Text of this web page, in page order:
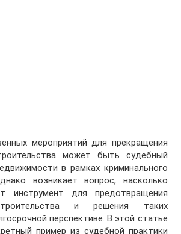
мероприятий для прекращения
может быть судебный
в рамках криминального
возникает вопрос, насколько
инструмент для предотвращения
и решения таких
перспективе. В этой статье
пример из судебной практики